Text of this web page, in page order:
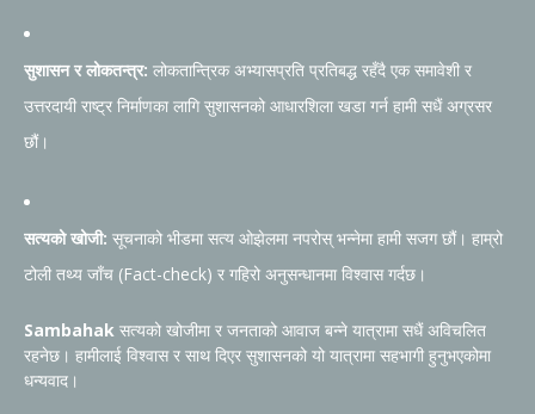
सुशासन र लोकतन्त्र: लोकतान्त्रिक अभ्यासप्रति प्रतिबद्ध रहँदै एक समावेशी र
उत्तरदायी राष्ट्र निर्माणका लागि सुशासनको आधारशिला खडा गर्न हामी सधैं अग्रसर
छौं।
सत्यको खोजी: सूचनाको भीडमा सत्य ओझेलमा नपरोस् भन्नेमा हामी सजग छौं। हाम्रो
टोली तथ्य जाँच (Fact-check) र गहिरो अनुसन्धानमा विश्वास गर्दछ।
Sambahak सत्यको खोजीमा र जनताको आवाज बन्ने यात्रामा सधैं अविचलित
रहनेछ। हामीलाई विश्वास र साथ दिएर सुशासनको यो यात्रामा सहभागी हुनुभएकोमा
धन्यवाद।